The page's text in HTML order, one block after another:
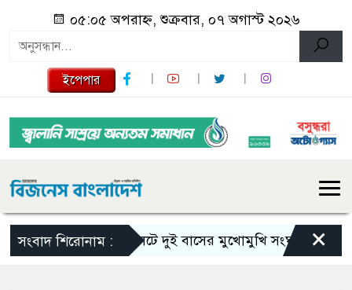
০৫:০৫ অপরাহ্ন, শুক্রবার, ০৭ অগাস্ট ২০২৬
ইপেপার
সংবাদ শিরোনাম :সিলেটে দুই বাসের মুখোমুখি সংঘর্ষে নিহত বেড়ে ৯
×